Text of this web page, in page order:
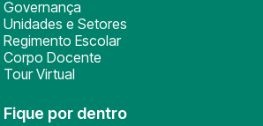
Governança
Unidades e Setores
Regimento Escolar
Corpo Docente
Tour Virtual
Fique por dentro